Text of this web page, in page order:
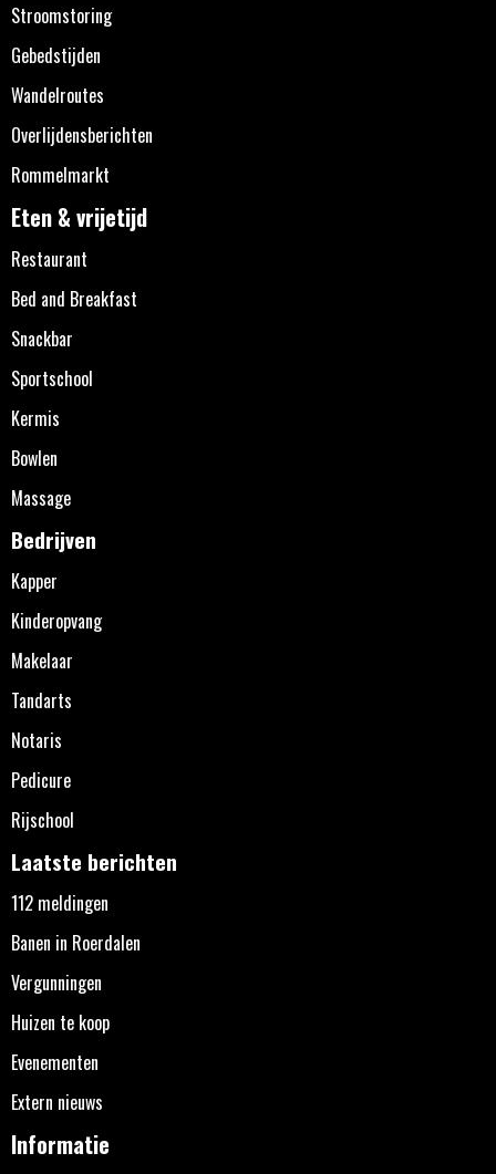
Stroomstoring
Gebedstijden
Wandelroutes
Overlijdensberichten
Rommelmarkt
Eten & vrijetijd
Restaurant
Bed and Breakfast
Snackbar
Sportschool
Kermis
Bowlen
Massage
Bedrijven
Kapper
Kinderopvang
Makelaar
Tandarts
Notaris
Pedicure
Rijschool
Laatste berichten
112 meldingen
Banen in Roerdalen
Vergunningen
Huizen te koop
Evenementen
Extern nieuws
Informatie